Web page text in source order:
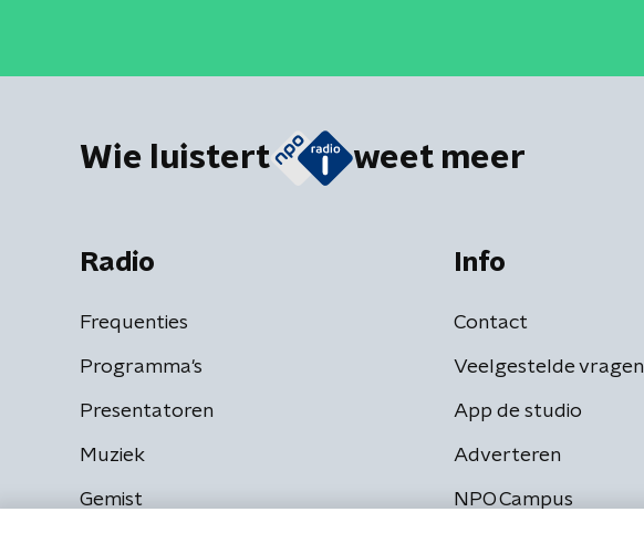
Wie luistert weet meer
Radio
Frequenties
Programma's
Presentatoren
Muziek
Gemist
Info
Contact
Veelgestelde vragen
App de studio
Adverteren
NPO Campus